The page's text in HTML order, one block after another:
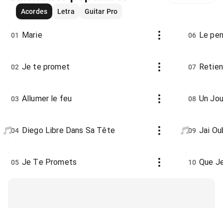
Acordes
Letra Guitar Pro
01 Marie
02 Je te promet
03 Allumer le feu
04 Diego Libre Dans Sa Tête
05 Je Te Promets
06 Le
07
08 Un
09 Jai
10 Que